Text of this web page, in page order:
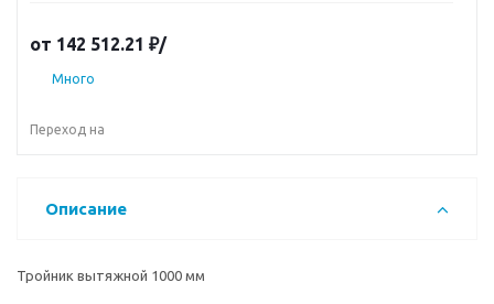
до 63 диаметра, и при этом сам тройник будет гораздо
компактнее чем его сварной аналог.
от 142 512.21 ₽/
Много
Переход на
Описание
Тройник вытяжной 1000 мм